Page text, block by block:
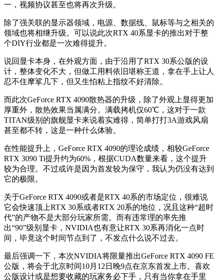
一，视频协议甚至也将再次升级。
除了强关联的显示器领域，电源、数据线、鼠标等与之相关的
领域也将相继升级。可以说此次RTX 40系显卡的推出对于整
个DIY行业都是一次难得提升。
说回显卡本身，在外观方面，由于沿用了RTX 30系公版的设
计，整体变化不大，但做工用料依旧堪称王道，拿在手上让人
忍不住摩挲几下，但又生怕粘上指纹不好清除。
而此次GeForce RTX 4090散热器的升级，除了外观上显得更加
厚重外，散热效果当属满分。满载拷机仅60℃，这对于一款
TITAN级别的旗舰显卡来说着实难得，简单打打3A游戏风扇
甚至都不转，这是一种什么体验。
在性能提升上，GeForce RTX 4090的理论成绩，相较GeForce
RTX 3090 Ti提升约为60%，根据CUDA数量来看，这个提升
较为合理。不过或许是因为首发较为保守，我认为仍没有达到
它的极限。
关于GeForce RTX 4090或者是RTX 40系的市场定位，很难说
它会快速顶上RTX 30系或者RTX 20系的地位，况且这种“超时
代”的产物不是大部分玩家所需。而有违常理的率先推
出“90”级别显卡，NVIDIA也有意让RTX 30系再消化一点时
间，毕竟这个时间节点到了，不发点什么说不过去。
最后强调一下，本次NVIDIA将限量推出GeForce RTX 4090 FE
公版，将会于北京时间10月12日晚9点在京东首发上市。喜欢
公版设计或是想要收藏的玩家务必下手，只有当你拿在手里